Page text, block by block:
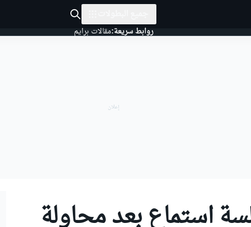
روابط سريعة:مقالات برايم
استماع بعد محاولة